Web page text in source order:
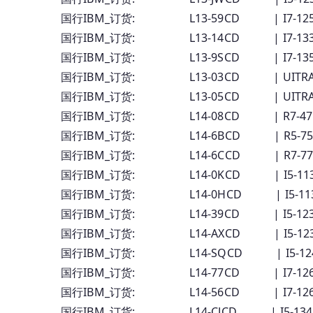
国行IBM_订货: L13-59CD | I7-
国行IBM_订货: L13-14CD | I7-
国行IBM_订货: L13-9SCD | I7-
国行IBM_订货: L13-03CD |
国行IBM_订货: L13-05CD |
国行IBM_订货: L14-08CD | R7-
国行IBM_订货: L14-6BCD | R5-
国行IBM_订货: L14-6CCD | R7-
国行IBM_订货: L14-0KCD | I5-
国行IBM_订货: L14-0HCD | I5-
国行IBM_订货: L14-39CD | I5-
国行IBM_订货: L14-AXCD | I5-
国行IBM_订货: L14-SQCD | I5-
国行IBM_订货: L14-77CD | I7-
国行IBM_订货: L14-56CD | I7-